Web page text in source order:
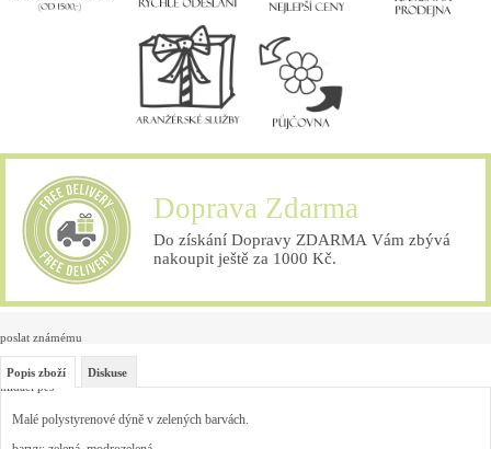
Doprava Zdarma
Do získání Dopravy ZDARMA Vám zbývá
nakoupit ještě za 1000 Kč.
poslat známému
hlídací pes
Popis zboží Diskuse
Malé polystyrenové dýně v zelených barvách.